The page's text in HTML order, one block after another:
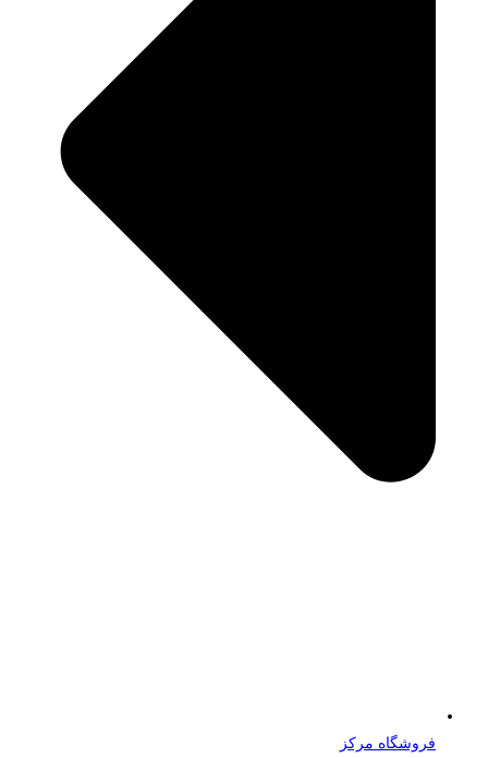
فروشگاه مرکز